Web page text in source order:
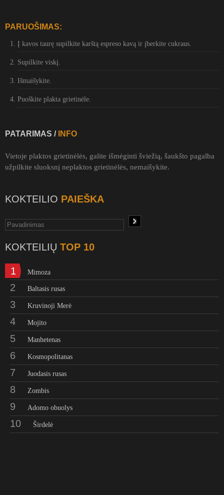
PARUOŠIMAS:
Į kavos taurę supilkite karštą espreso kavą ir įberkite cukraus.
Supilkite viskį.
Išmaišykite.
Puoškite plakta grietinėle.
PATARIMAS / INFO
Vietoje plaktos grietinėlės, galite išmėginti šviežią, šaukšto pagalba
užpilkite sluoksnį neplaktos grietinėlės, nemaišykite.
KOKTEILIO PAIEŠKA
KOKTEILIŲ TOP 10
1 Mimoza
2 Baltasis rusas
3 Kruvinoji Merė
4 Mojito
5 Manhetenas
6 Kosmopolitanas
7 Juodasis rusas
8 Zombis
9 Adomo obuolys
10 Širdelė